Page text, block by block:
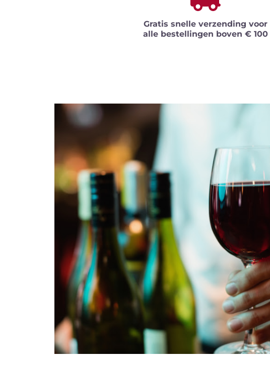
Gratis snelle verzending voor
alle bestellingen boven € 100